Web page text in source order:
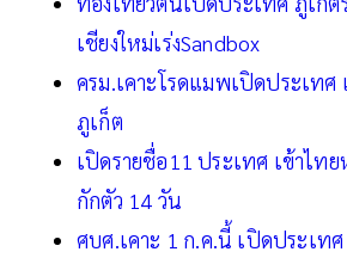
เชียงใหม่เร่งSandbox
ครม.เคาะโรดแมพเปิดประเทศ
ภูเก็ต
เปิดรายชื่อ11 ประเทศ เข้าไทย
กักตัว 14 วัน
ศบศ.เคาะ 1 ก.ค.นี้ เปิดประเท